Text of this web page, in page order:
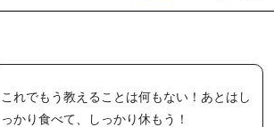
これでもう教えることは何もない！あとはし
っかり食べて、しっかり休もう！